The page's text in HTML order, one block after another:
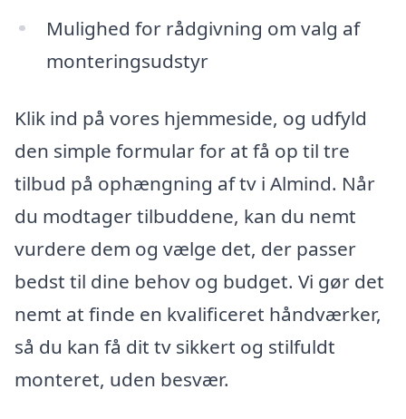
Mulighed for rådgivning om valg af
monteringsudstyr
Klik ind på vores hjemmeside, og udfyld
den simple formular for at få op til tre
tilbud på ophængning af tv i Almind. Når
du modtager tilbuddene, kan du nemt
vurdere dem og vælge det, der passer
bedst til dine behov og budget. Vi gør det
nemt at finde en kvalificeret håndværker,
så du kan få dit tv sikkert og stilfuldt
monteret, uden besvær.